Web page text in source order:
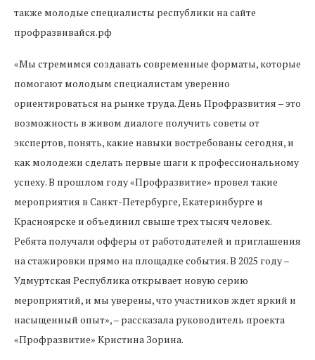
также молодые специалисты республики на сайте
профразвивайся.рф
«Мы стремимся создавать современные форматы, которые
помогают молодым специалистам уверенно
ориентироваться на рынке труда. День Профразвития – это
возможность в живом диалоге получить советы от
экспертов, понять, какие навыки востребованы сегодня, и
как молодежи сделать первые шаги к профессиональному
успеху. В прошлом году «Профразвитие» провел такие
мероприятия в Санкт-Петербурге, Екатеринбурге и
Красноярске и объединил свыше трех тысяч человек.
Ребята получали офферы от работодателей и приглашения
на стажировки прямо на площадке события. В 2025 году –
Удмуртская Республика открывает новую серию
мероприятий, и мы уверены, что участников ждет яркий и
насыщенный опыт», – рассказала руководитель проекта
«Профразвитие» Кристина Зорина.